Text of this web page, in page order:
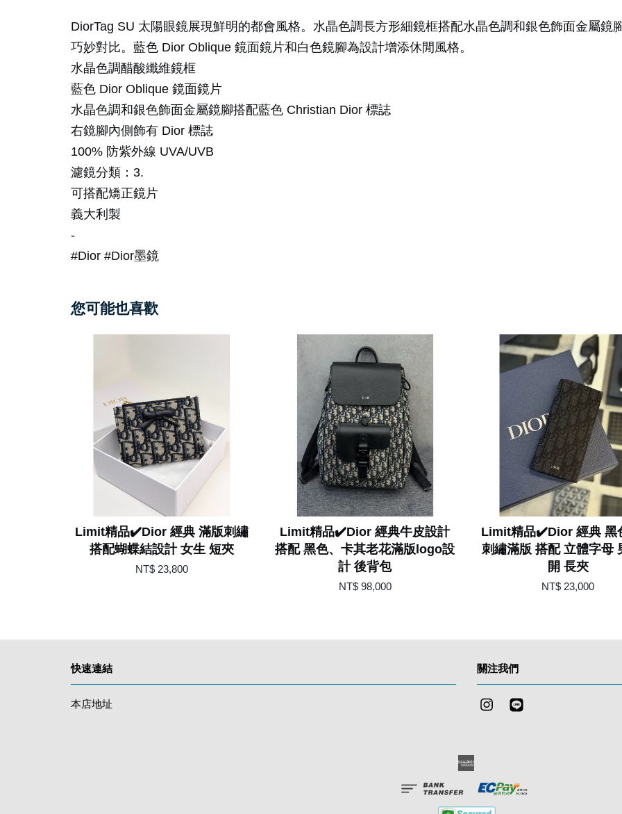
DiorTag SU 太陽眼鏡展現鮮明的都會風格。水晶色調長方形細鏡框搭配水晶色調和銀色飾面金屬鏡
巧妙對比。藍色 Dior Oblique 鏡面鏡片和白色鏡腳為設計增添休閒風格。
水晶色調醋酸纖維鏡框
藍色 Dior Oblique 鏡面鏡片
水晶色調和銀色飾面金屬鏡腳搭配藍色 Christian Dior 標誌
右鏡腳內側飾有 Dior 標誌
100% 防紫外線 UVA/UVB
濾鏡分類：3.
可搭配矯正鏡片
義大利製
-
#Dior #Dior墨鏡
您可能也喜歡
Limit精品✔️Dior 經典 滿版刺繡
搭配蝴蝶結設計 女生 短夾
NT$ 23,800
Limit精品✔️Dior 經典牛皮設計
搭配 黑色、卡其老花滿版logo設
計 後背包
NT$ 98,000
Limit精品✔️Dior 經典 黑
刺繡滿版 搭配 立體字母
開 長夾
NT$ 23,000
快速連結
本店地址
關注我們
Instagram